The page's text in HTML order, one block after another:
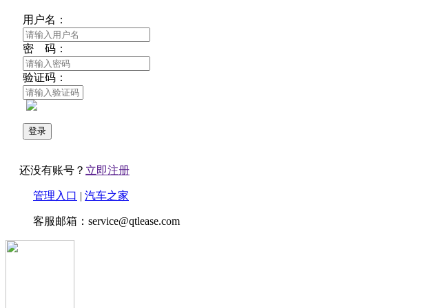
用户名：
密 码：
验证码：
还没有账号？ 立即注册
管理入口 | 汽车之家
客服邮箱：service@qtlease.com